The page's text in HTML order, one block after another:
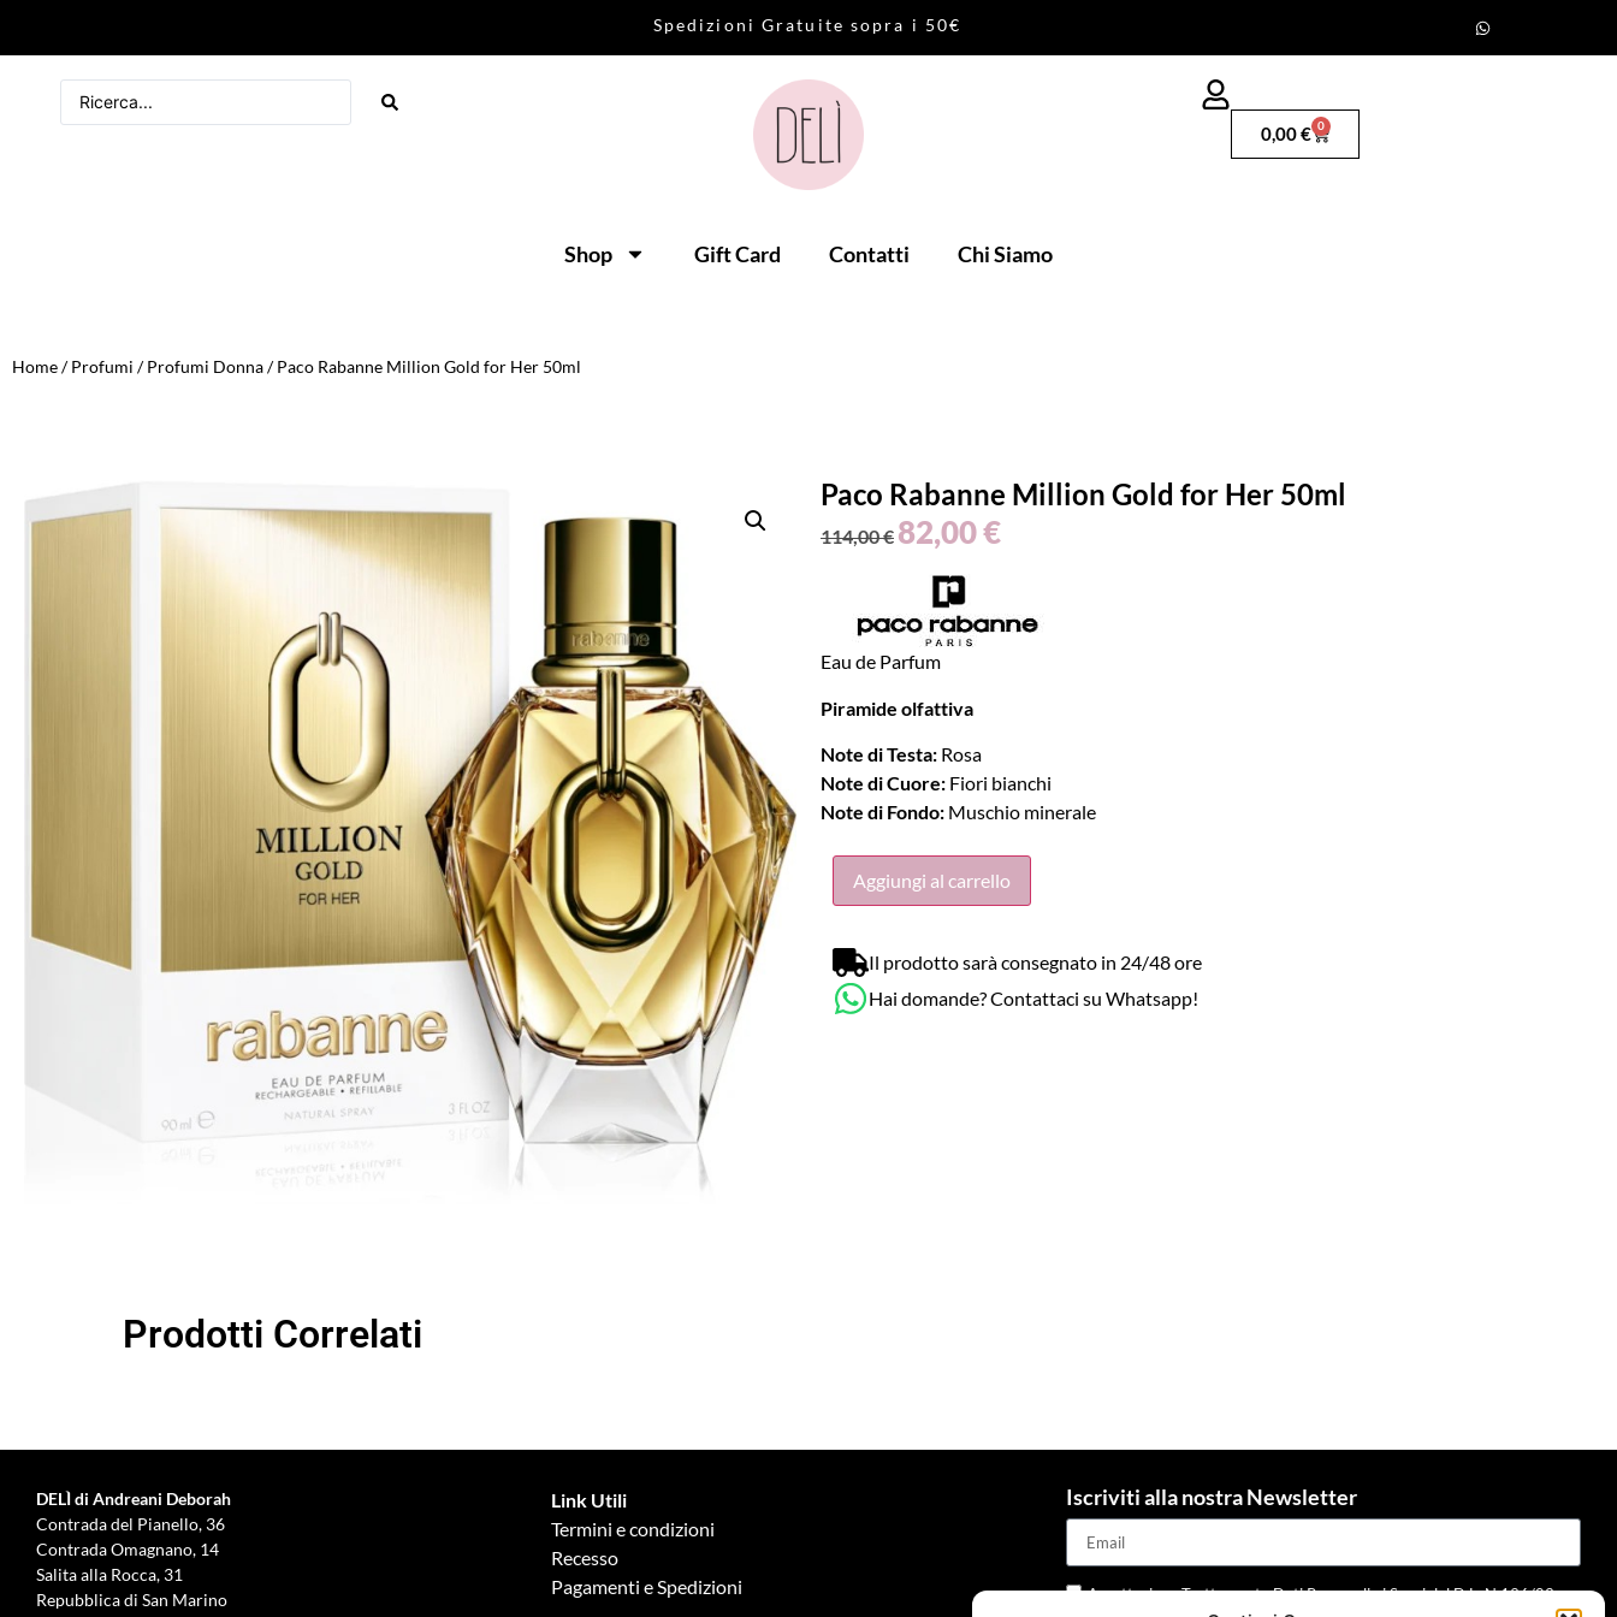
Sped izi on i Gratu ite sopra i 50€
0,00€ 0
Shop Gift Card Contatti Chi Siamo
Home/Profumi /Profumi Donna/ Paco Rabanne Million Gold for Her 50ml
Paco Rabanne Million Gold for Her 50ml
114,00€ 82,00€
Eau de Parfum
Piramide olfattiva
Note di Testa: Rosa
Note di Cuore: Fiori bianchi
Note di Fondo: Muschio minerale
Aggiungi al carrello
Il prodotto sarà consegnato in 24/48 ore
Hai domande? Contattaci su Whatsapp!
Prodotti Correlati
DELÌ di Andreani Deborah
Contrada del Pianello, 36
Contrada Omagnano, 14
Salita alla Rocca, 31
Repubblica di San Marino
Link Utili
Termini e condizioni
Recesso
Pagamenti e Spedizioni
Iscriviti alla nostra Newsletter
Accettazione Trattamento Dati Personali ai Sensi del D.L. N.196/03 e